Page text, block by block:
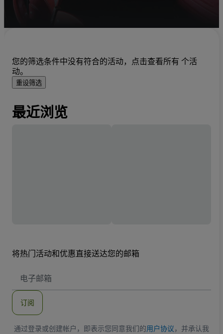
您的筛选条件中没有符合的活动，点击查看所有 个活
动。
重设筛选
最近浏览
将热门活动和优惠直接送达您的邮箱
子
地
订阅
通过登录或创建帐户，即表示您同意我们的用户协议，并承认我